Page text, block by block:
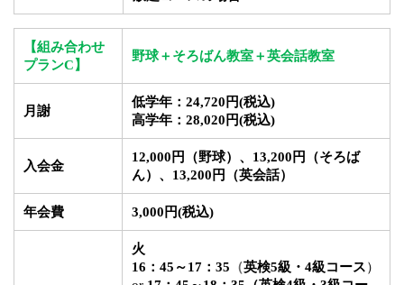
【組み合わせ
プランC】
野球＋そろばん教室＋英会話教室
月謝
低学年：24,720円(税込)
高学年： 28,020円(税込)
入会金
12,000円（野球）、13,200円（そろば
ん）、13,200円（英会話）
年会費 3,000円(税込)
火
16：45～17：35 （英検5級・4級コース）